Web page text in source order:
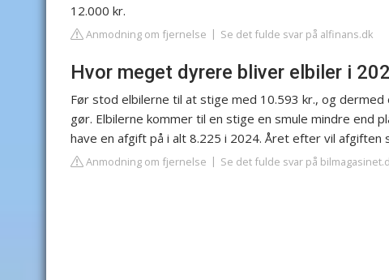
12.000 kr.
Anmodning om fjernelse Se det fulde svar på alfinans.dk
Hvor meget dyrere bliver elbiler i
Før stod elbilerne til at stige med 10.593 kr., og
gør. Elbilerne kommer til en stige en smule mindre end
have en afgift på i alt 8.225 i 2024. Året efter vil afgiften
Anmodning om fjernelse Se det fulde svar på